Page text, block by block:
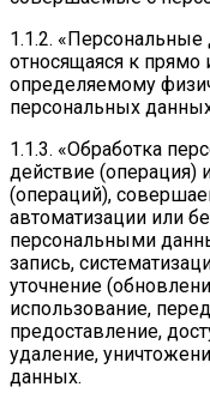
1.1.2.
относящаяся к
определяемому
персональных
1.1.3. «Обработка
действие (операция)
(операций),
автоматизации или
персональными
запись,
уточнение
использование,
предоставление,
удаление,
данных.